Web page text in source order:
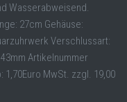
Wasserabweisend.
27cm Gehäuse:
Verschlussart:
Artikelnummer
1,70Euro MwSt. zzgl. 19,00